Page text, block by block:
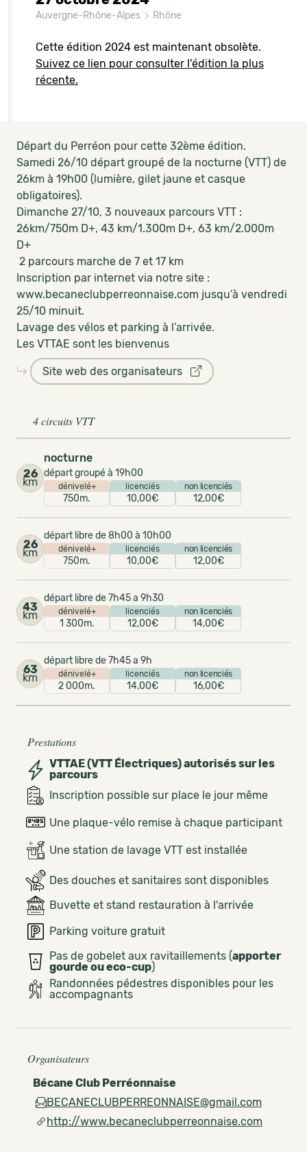
Auvergne-Rhône-Alpes Rhône
Cette édition 2024 est maintenant obsolète.
Suivez ce lien pour consulter l'édition la plus
récente.
Départ du Perréon pour cette 32ème édition.
Samedi 26/10 départ groupé de la nocturne (VTT) de
26km à 19h00 (lumière, gilet jaune et casque
obligatoires).
Dimanche 27/10, 3 nouveaux parcours VTT :
26km/750m D+, 43 km/1.300m D+, 63 km/2.000m
D+
2 parcours marche de 7 et 17 km
Inscription par internet via notre site :
www.becaneclubperreonnaise.com jusqu’à vendredi
25/10 minuit.
Lavage des vélos et parking à l’arrivée.
Les VTTAE sont les bienvenus
Site web des organisateurs
4 circuits VTT
26
km
nocturne
départ groupé à 19h00
dénivelé+
750m.
licenciés
10,00€
non licenciés
12,00€
26
km
départ libre de 8h00 à 10h00
dénivelé+
750m.
licenciés
10,00€
non licenciés
12,00€
43
km
départ libre de 7h45 a 9h30
dénivelé+
1 300m.
licenciés
12,00€
non licenciés
14,00€
63
km
départ libre de 7h45 a 9h
dénivelé+
2 000m.
licenciés
14,00€
non licenciés
16,00€
Prestations
VTTAE (VTT Électriques) autorisés sur les
parcours
Inscription possible sur place le jour même
Une plaque-vélo remise à chaque participant
Une station de lavage VTT est installée
Des douches et sanitaires sont disponibles
Buvette et stand restauration à l'arrivée
Parking voiture gratuit
Pas de gobelet aux ravitaillements (apporter
gourde ou eco-cup)
Randonnées pédestres disponibles pour les
accompagnants
Organisateurs
Bécane Club Perréonnaise
BECANECLUBPERREONNAISE@gmail.com
http://www.becaneclubperreonnaise.com